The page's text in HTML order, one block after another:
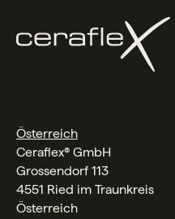
Österreich
Ceraflex® GmbH
Grossendorf 113
4551 Ried im Traunkreis
Österreich